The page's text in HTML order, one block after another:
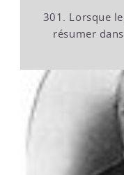
301. Lorsque
résumer